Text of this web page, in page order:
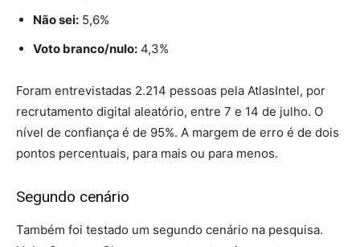
Não sei: 5,6%
Voto branco/nulo: 4,3%
Foram entrevistadas 2.214 pessoas pela AtlasIntel, por
recrutamento digital aleatório, entre 7 e 14 de julho. O
nível de confiança é de 95%. A margem de erro é de dois
pontos percentuais, para mais ou para menos.
Segundo cenário
Também foi testado um segundo cenário na pesquisa.